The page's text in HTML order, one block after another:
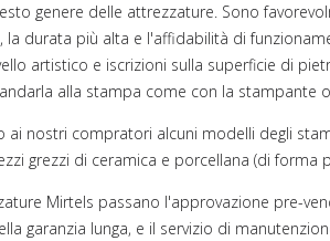
genere delle attrezzature. Sono
la durata più alta e l'affidabilità di
artistico e iscrizioni sulla superficie di
alla stampa come con la stampante
ai nostri compratori alcuni modelli degli
grezzi di ceramica e porcellana (di forma
Mirtels passano l'approvazione pre-
garanzia lunga, e il servizio di